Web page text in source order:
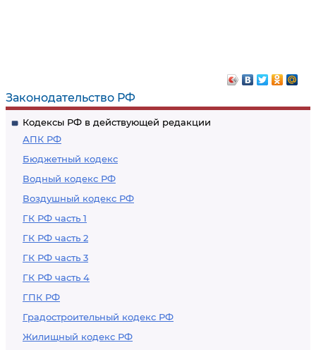
Законодательство РФ
Кодексы РФ в действующей редакции
АПК РФ
Бюджетный кодекс
Водный кодекс РФ
Воздушный кодекс РФ
ГК РФ часть 1
ГК РФ часть 2
ГК РФ часть 3
ГК РФ часть 4
ГПК РФ
Градостроительный кодекс РФ
Жилищный кодекс РФ